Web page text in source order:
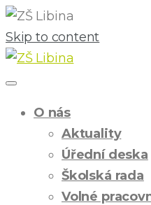
Skip to content
O nás
Aktuality
Úřední deska
Školská rada
Volné